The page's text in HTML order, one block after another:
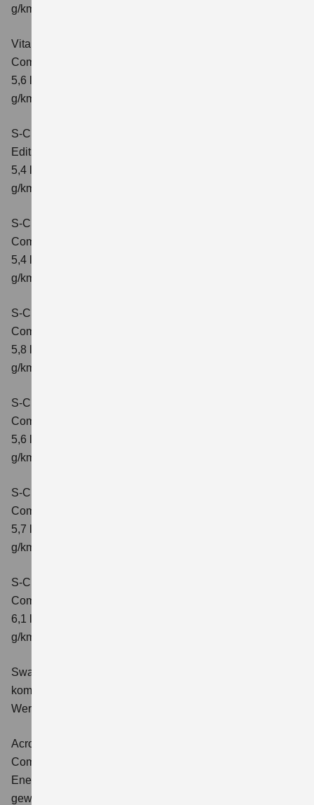
g/km; CO₂-Klasse: D
Vitara 1.5 DUALJET HYBRID ALLGRIP AGS
Comfort+
5,6 l/100km; kombinierter Wert der CO₂-Emission: 127
g/km; CO₂-Klasse: D
S-Cross 1.4 BOOSTERJET HYBRID
Edition
5,4 l/100 km; kombinierter Wert der CO2-Emission: 121
g/km; CO2-Klasse: D
S-Cross 1.4 BOOSTERJET HYBRID
Comfort
5,4 l/100 km; kombinierter Wert der CO2-Emission: 121
g/km; CO2-Klasse: D
S-Cross 1.4 BOOSTERJET HYBRID AT
Comfort
5,8 l/100 km; kombinierter Wert der CO2-Emission: 132
g/km; CO2-Klasse: D
S-Cross 1.4 BOOSTERJET HYBRID ALLGRIP
Comfort
5,6 l/100 km; kombinierter Wert der CO2-Emission: 131
g/km; CO2-Klasse: D
S-Cross 1.4 BOOSTERJET HYBRID ALLGRIP
Comfort+
5,7 l/100 km; kombinierter Wert der CO2-Emission: 131
g/km; CO2-Klasse: D
S-Cross 1.4 BOOSTERJET HYBRID ALLGRIP AT
Comfort+
6,1 l/100 km; kombinierter Wert der CO2-Emission: 141
g/km; CO2-Klasse: E
Swace 1.8 HYBRID CVT Comfort+
kombinierter Energieverbrauch 4,5 l/100km; kombinierter
Wert der CO2-Emission: 102 g/km; CO2-Klasse: C.
Across 2.5 PLUG-IN HYBRID CVT
Comfort+
Energieverbrauch: 17,1kWh/100km plus 1,0 l/100 km;
gewichtet kombinierter Wert der CO2-Emission: 22 g/km;